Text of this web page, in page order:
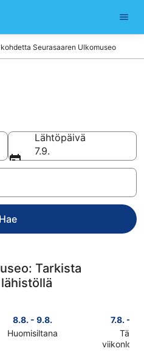
Seurasaaren Ulkomuseo
Lähtöpäivä
7.9.
Hae
Tarkista
8.8. - 9.8.
Huomisiltana
7.8. -
Tänä